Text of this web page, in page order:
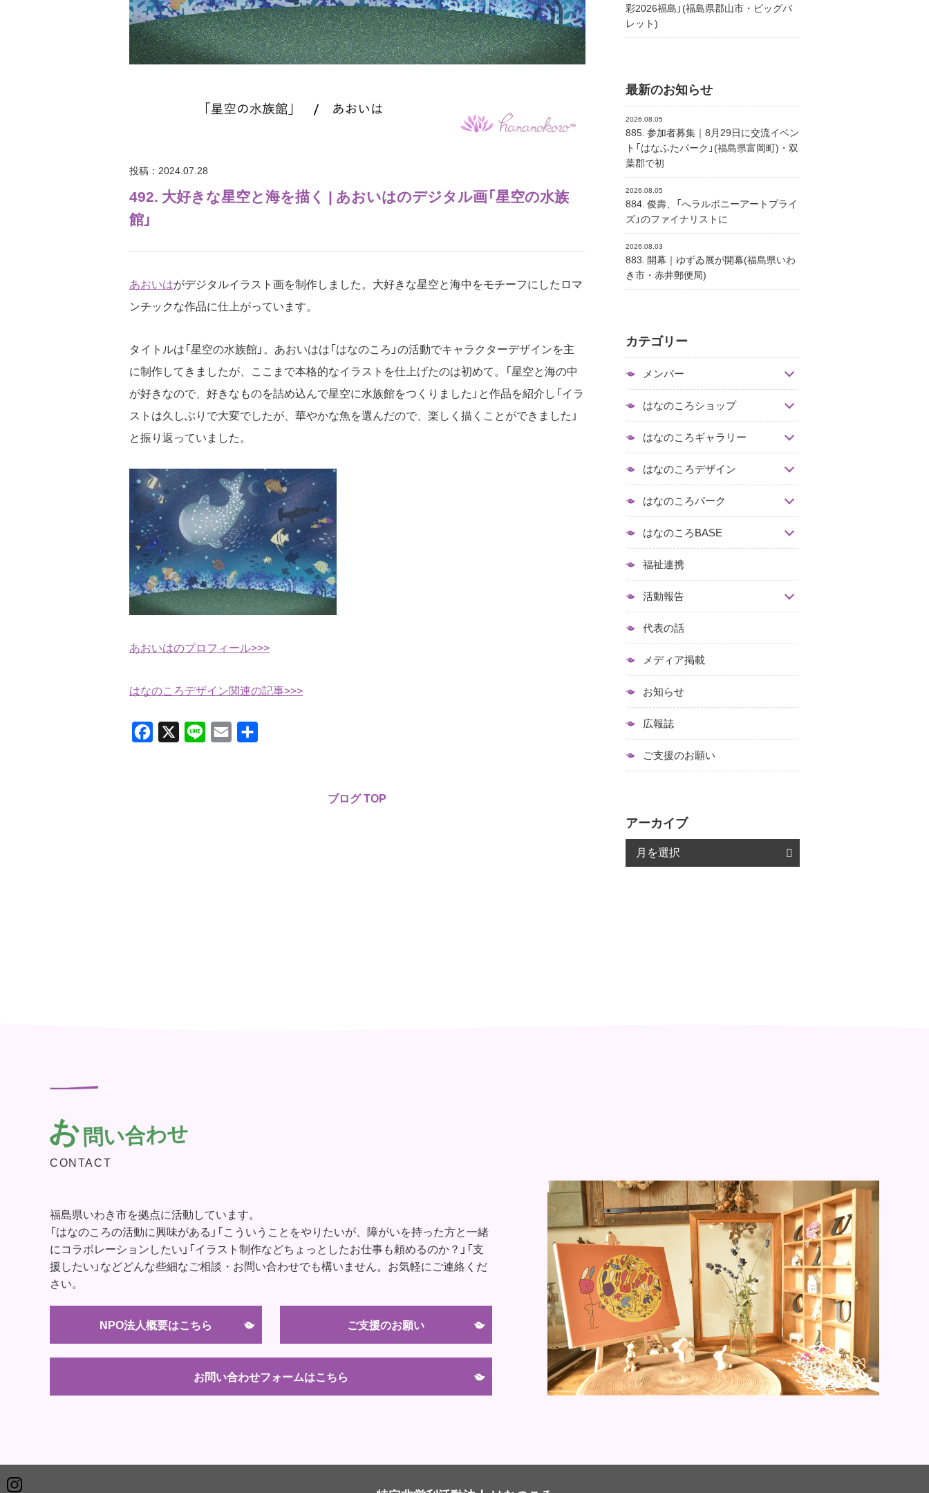
投稿：2024.07.28
492. 大好きな星空と海を描く | あおいはのデジタル画「星空の水族
館」
あおいはがデジタルイラスト画を制作しました。大好きな星空と海中をモチーフにしたロマ
ンチックな作品に仕上がっています。
タイトルは「星空の水族館」。あおいはは「はなのころ」の活動でキャラクターデザインを主
に制作してきましたが、ここまで本格的なイラストを仕上げたのは初めて。「星空と海の中
が好きなので、好きなものを詰め込んで星空に水族館をつくりました」と作品を紹介し「イラ
ストは久しぶりで大変でしたが、華やかな魚を選んだので、楽しく描くことができました」
と振り返っていました。
あおいはのプロフィール>>>
はなのころデザイン関連の記事>>>
Facebook Line Email
ブログ TOP
彩2026福島」(福島県郡山市・ビッグパ
レット)
最新のお知らせ
2026.08.05
885. 参加者募集｜8月29日に交流イベン
ト「はなふたパーク」(福島県富岡町)・双
葉郡で初
2026.08.05
884. 俊壽、「へラルボニーアートプライ
ズ」のファイナリストに
2026.08.03
883. 開幕｜ゆずゐ展が開幕(福島県いわ
き市・赤井郵便局)
カテゴリー
メンバー
はなのころショップ
はなのころギャラリー
はなのころデザイン
はなのころパーク
はなのころBASE
福祉連携
活動報告
代表の話
メディア掲載
お知らせ
広報誌
ご支援のお願い
アーカイブ
お問い合わせ
CONTACT
福島県いわき市を拠点に活動しています。
「はなのころの活動に興味がある」「こういうことをやりたいが、障がいを持った方と一緒
にコラボレーションしたい」「イラスト制作などちょっとしたお仕事も頼めるのか？」「支
援したい」などどんな些細なご相談・お問い合わせでも構いません。お気軽にご連絡くだ
さい。
NPO法人概要はこちら ご支援のお願い
お問い合わせフォームはこちら